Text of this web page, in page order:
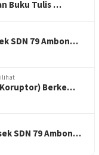
Buku Tulis …
SDN 79 Ambon…
Berke…
SDN 79 Ambon…